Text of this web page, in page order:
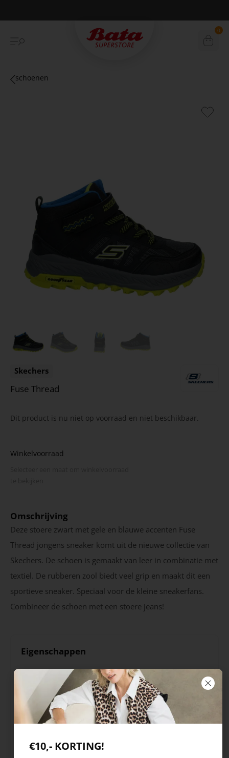
Betaal achteraf met Klarna 0
schoenen
Skechers
Fuse Thread
Dit product is nu niet op voorraad en niet beschikbaar.
Winkelvoorraad
Omschrijving
Deze stoere zwart met gele en blauwe accenten Fuse
Thread jongens sneaker komt uit de nieuwe collectie van
Skechers. De schoen is gemaakt van leer in combinatie met
textiel. De rubberen zool biedt veel grip en maakt dit een
sportieve sneaker. Speciaal voor de kleine sneakerfans.
Combineer de schoen met een stoere jeans!
Eigenschappen
Kleur
Zwart
Merk
Skechers
Seizoen
Sluiting
€10,- KORTING!